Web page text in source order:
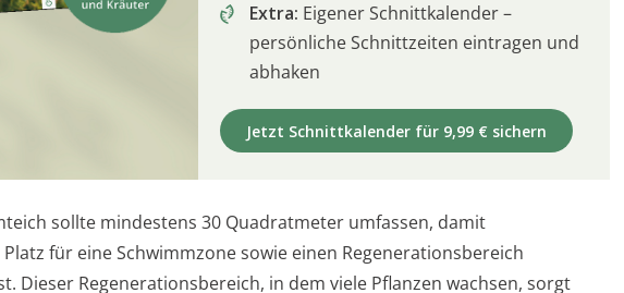
Extra: Eigener Schnittkalender –
persönliche Schnittzeiten eintragen und
abhaken
Jetzt Schnittkalender für 9,99 € sichern
sollte mindestens 30 Quadratmeter umfassen, damit
für eine Schwimmzone sowie einen Regenerationsbereich
Dieser Regenerationsbereich, in dem viele Pflanzen wachsen, sorgt